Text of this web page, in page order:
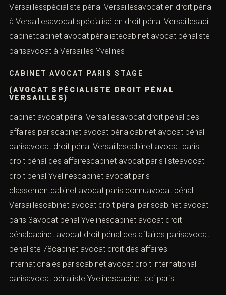
Versaillesspécialiste pénal Versaillesavocat en droit pénal
à Versaillesavocat spécialisé en droit pénal Versaillesaci
cabinetcabinet avocat pénalistecabinet avocat pénaliste
parisavocat à Versailles Yvelines
CABINET AVOCAT PARIS STAGE
(AVOCAT SPÉCIALISTE DROIT PÉNAL
VERSAILLES)
cabinet avocat pénal Versaillesavocat droit pénal des
affaires pariscabinet avocat pénalcabinet avocat pénal
parisavocat droit pénal Versaillescabinet avocat paris
droit pénal des affairescabinet avocat paris listeavocat
droit penal Yvelinescabinet avocat paris
classementcabinet avocat paris connuavocat pénal
Versaillescabinet avocat droit pénal pariscabinet avocat
paris 3avocat penal Yvelinescabinet avocat droit
pénalcabinet avocat droit pénal des affaires parisavocat
penaliste 78cabinet avocat droit des affaires
internationales pariscabinet avocat droit international
parisavocat pénaliste Yvelinescabinet aci paris